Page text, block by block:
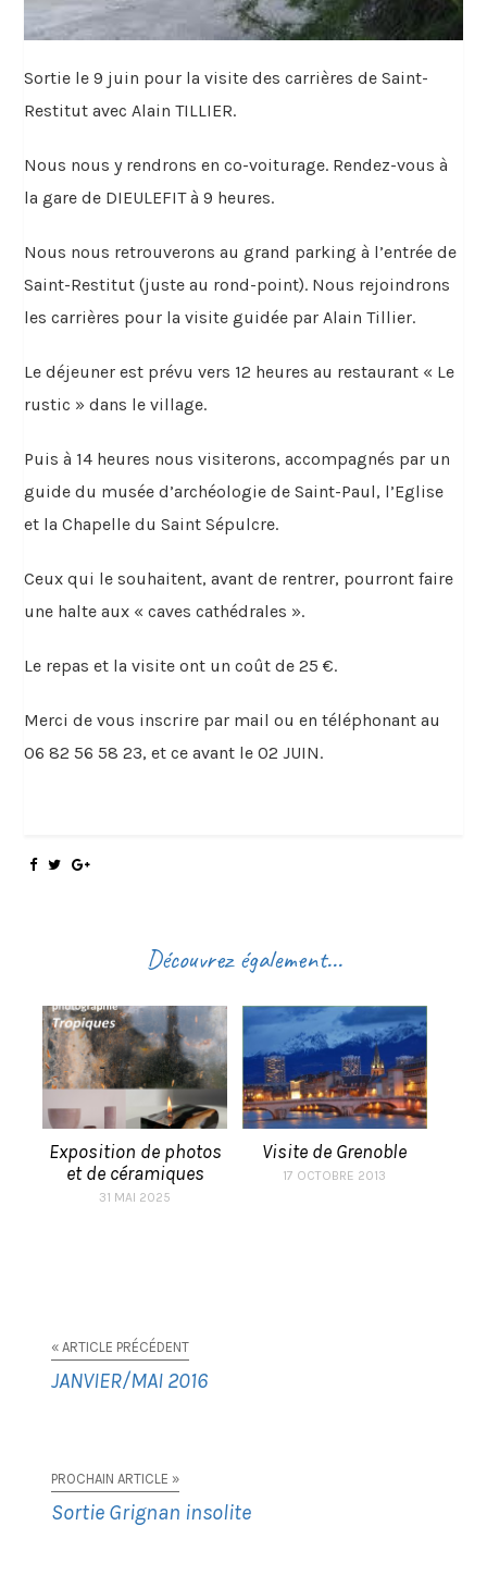
Sortie le 9 juin pour la visite des carrières de Saint-
Restitut avec Alain TILLIER.
Nous nous y rendrons en co-voiturage. Rendez-vous à
la gare de DIEULEFIT à 9 heures.
Nous nous retrouverons au grand parking à l’entrée de
Saint-Restitut (juste au rond-point). Nous rejoindrons
les carrières pour la visite guidée par Alain Tillier.
Le déjeuner est prévu vers 12 heures au restaurant « Le
rustic » dans le village.
Puis à 14 heures nous visiterons, accompagnés par un
guide du musée d’archéologie de Saint-Paul, l’Eglise
et la Chapelle du Saint Sépulcre.
Ceux qui le souhaitent, avant de rentrer, pourront faire
une halte aux « caves cathédrales ».
Le repas et la visite ont un coût de 25 €.
Merci de vous inscrire par mail ou en téléphonant au
06 82 56 58 23, et ce avant le 02 JUIN.
Découvrez également...
Exposition de photos
et de céramiques
31 MAI 2025
Visite de Grenoble
17 OCTOBRE 2013
« ARTICLE PRÉCÉDENT
JANVIER/MAI 2016
PROCHAIN ARTICLE »
Sortie Grignan insolite